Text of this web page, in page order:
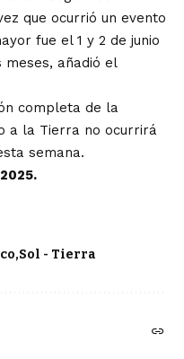
que ocurrió un evento
fue el 1 y 2 de junio
añadió el
completa de la
a la Tierra no ocurrirá
semana.
Sol - Tierra